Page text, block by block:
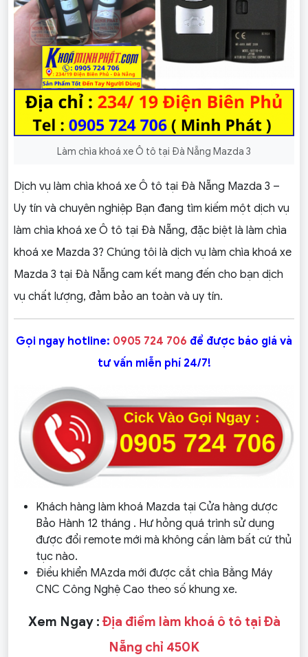
Làm chìa khoá xe Ô tô tại Đà Nẵng Mazda 3
Dịch vụ làm chìa khoá xe Ô tô tại Đà Nẵng Mazda 3 –
Uy tín và chuyên nghiệp Bạn đang tìm kiếm một dịch vụ
làm chìa khoá xe Ô tô tại Đà Nẵng, đặc biệt là làm chìa
khoá xe Mazda 3? Chúng tôi là dịch vụ làm chìa khoá xe
Mazda 3 tại Đà Nẵng cam kết mang đến cho bạn dịch
vụ chất lượng, đảm bảo an toàn và uy tín.
Gọi ngay hotline: 0905 724 706 để được báo giá và
tư vấn miễn phí 24/7!
Khách hàng làm khoá Mazda tại Cửa hàng dược
Bảo Hành 12 tháng . Hư hỏng quá trình sử dụng
được đổi remote mới mà không cần làm bất cứ thủ
tục nào.
Điều khiển MAzda mới được cắt chìa Bằng Máy
CNC Công Nghệ Cao theo số khung xe.
Xem Ngay : Địa điểm làm khoá ô tô tại Đà
Nẵng chỉ 450K